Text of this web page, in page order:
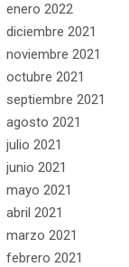
enero 2022
diciembre 2021
noviembre 2021
octubre 2021
septiembre 2021
agosto 2021
julio 2021
junio 2021
mayo 2021
abril 2021
marzo 2021
febrero 2021